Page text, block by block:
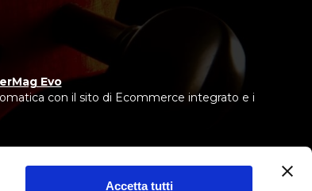
Accetta tutti
Evo
con il sito di Ecommerce integrato e i